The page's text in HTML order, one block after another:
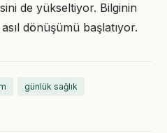
de yükseltiyor. Bilginin
dönüşümü başlatıyor.
günlük sağlık